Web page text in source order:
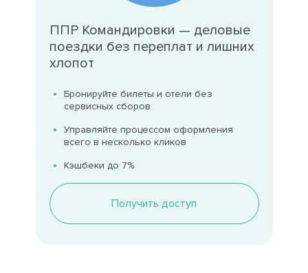
ППР Командировки — деловые
поездки без переплат и лишних
хлопот
Бронируйте билеты и отели без
сервисных сборов
Управляйте процессом оформления
всего в несколько кликов
Кэшбеки до 7%
Получить доступ